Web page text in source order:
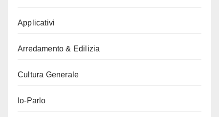
Applicativi
Arredamento & Edilizia
Cultura Generale
Io-Parlo